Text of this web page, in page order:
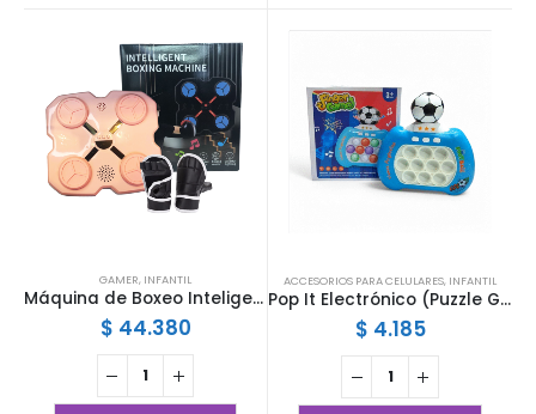
GAMER, INFANTIL
Máquina de Boxeo Inteligente STC-15
$ 44.380
ACCESORIOS PARA CELULARES, INFANTIL
Pop It Electrónico (Puzzle Game)
$ 4.185